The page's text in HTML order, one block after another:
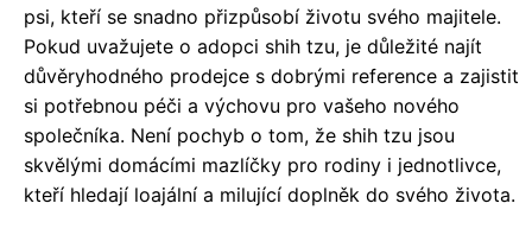
psi, kteří se snadno přizpůsobí životu svého majitele.
Pokud uvažujete o adopci shih tzu, je důležité najít
důvěryhodného prodejce s dobrými reference a zajistit
si potřebnou péči a výchovu pro vašeho nového
společníka. Není pochyb o tom, že shih tzu jsou
skvělými domácími mazlíčky pro rodiny i jednotlivce,
kteří hledají loajální a milující doplněk do svého života.